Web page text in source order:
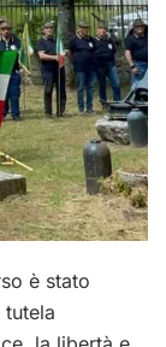
è stato